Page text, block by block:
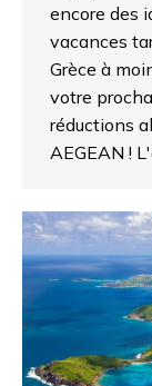
encore des
vacances
Grèce à
votre
réductions
AEGEAN !